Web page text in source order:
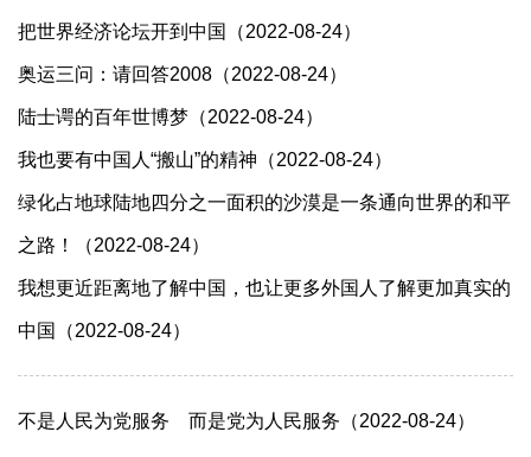
把世界经济论坛开到中国（2022-08-24）
奥运三问：请回答2008（2022-08-24）
陆士谔的百年世博梦（2022-08-24）
我也要有中国人“搬山”的精神（2022-08-24）
绿化占地球陆地四分之一面积的沙漠是一条通向世界的和平
之路！（2022-08-24）
我想更近距离地了解中国，也让更多外国人了解更加真实的
中国（2022-08-24）
不是人民为党服务 而是党为人民服务（2022-08-24）